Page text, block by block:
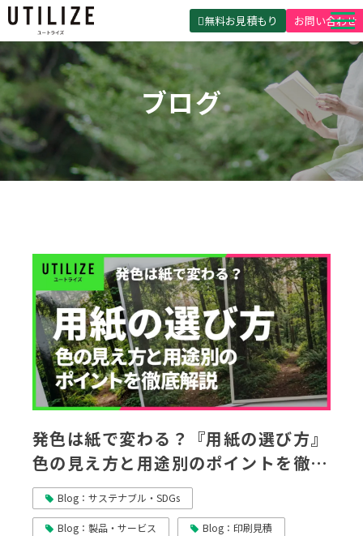
無料お見積もり お問い合わせ
UTILIZEとは
製品・サービス
無料見積ガイド
選ばれる理由
ブログ
発色は紙で変わる？『用紙の選び方』
色の見え方と用途別のポイントを徹底
解説Blog：サステナブル・SDGs
Blog：製品・サービス Blog：印刷見積